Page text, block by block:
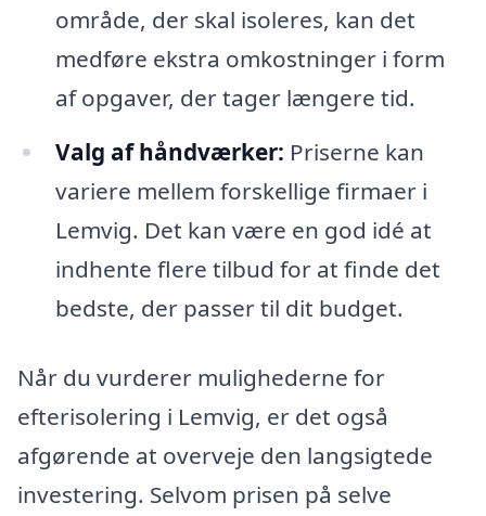
område, der skal isoleres, kan det
medføre ekstra omkostninger i form
af opgaver, der tager længere tid.
Valg af håndværker: Priserne kan
variere mellem forskellige firmaer i
Lemvig. Det kan være en god idé at
indhente flere tilbud for at finde det
bedste, der passer til dit budget.
Når du vurderer mulighederne for
efterisolering i Lemvig, er det også
afgørende at overveje den langsigtede
investering. Selvom prisen på selve